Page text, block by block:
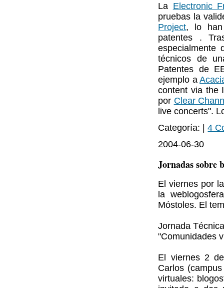
La Electronic
pruebas la
Project, lo han
patentes .
especialmente
técnicos de
Patentes de
ejemplo a
content via the
por Clear
live concerts".
Categoría: |4
2004-06-30
Jornadas sobre
El viernes por
la
Móstoles. El
Jornada
"Comunidades
El viernes 2
Carlos
virtuales: